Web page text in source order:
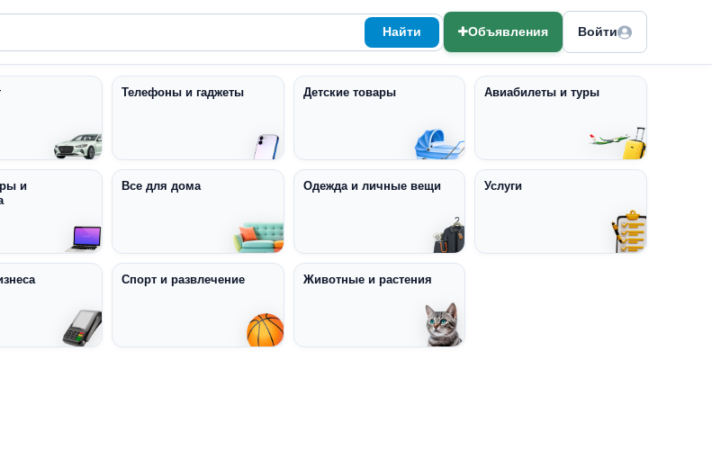
Найти Объявления Войти
Телефоны и гаджеты Детские товары Авиабилеты и туры
и
Все для дома Одежда и личные вещи Услуги
Спорт и развлечение Животные и растения